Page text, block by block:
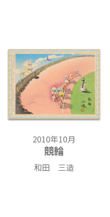
2010年10月
競輪
和田 三造